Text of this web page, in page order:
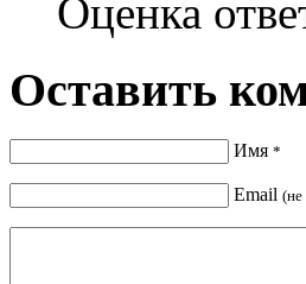
Оценка
Оставить
Имя *
Email (не